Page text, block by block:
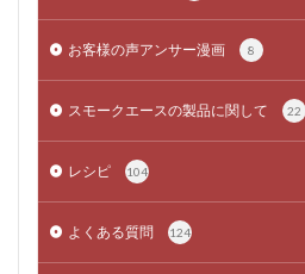
お客様の声アンサー漫画 8
スモークエースの製品に関して 22
レシピ 104
よくある質問 124